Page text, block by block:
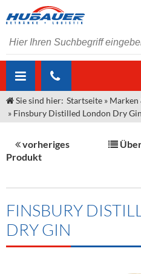
ÜBER UNS
Unser Liefergebiet
Kontakt
Angebote Gastronomie &
Neuigkeiten
Termine
MARKEN & PRODUKTE
Sirup
Spirituosen
Kommisionskauf &
Fremddienstleistungen
Sie sind hier: Startseite » Marken
» Finsbury Distilled London Dry Gin
vorheriges
Produkt
FINSBURY
DRY GIN